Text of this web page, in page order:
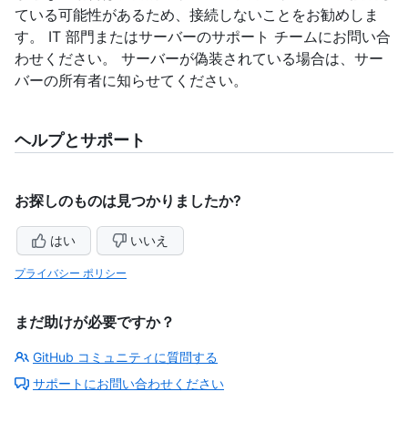
ている可能性があるため、接続しないことをお勧めしま
す。 IT 部門またはサーバーのサポート チームにお問い合
わせください。 サーバーが偽装されている場合は、サー
バーの所有者に知らせてください。
ヘルプとサポート
お探しのものは見つかりましたか?
はい いいえ
プライバシー ポリシー
まだ助けが必要ですか？
GitHub コミュニティに質問する
サポートにお問い合わせください